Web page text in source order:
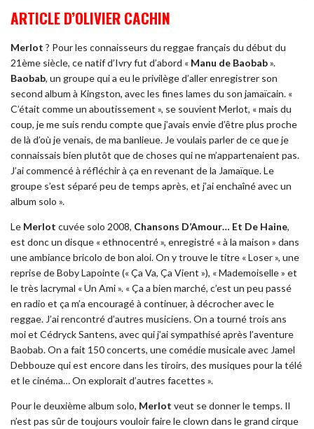
ARTICLE D’OLIVIER CACHIN
Merlot ? Pour les connaisseurs du reggae français du début du
21ème siècle, ce natif d’Ivry fut d’abord « Manu de Baobab».
Baobab, un groupe qui a eu le privilège d’aller enregistrer son
second album à Kingston, avec les fines lames du son jamaïcain. «
C’était comme un aboutissement », se souvient Merlot, « mais du
coup, je me suis rendu compte que j’avais envie d’être plus proche
de là d’où je venais, de ma banlieue. Je voulais parler de ce que je
connaissais bien plutôt que de choses qui ne m’appartenaient pas.
J’ai commencé à réfléchir à ça en revenant de la Jamaïque. Le
groupe s’est séparé peu de temps après, et j’ai enchaîné avec un
album solo ».
Le Merlot cuvée solo 2008, Chansons D’Amour… Et De Haine,
est donc un disque « ethnocentré », enregistré « à la maison » dans
une ambiance bricolo de bon aloi. On y trouve le titre « Loser », une
reprise de Boby Lapointe (« Ça Va, Ça Vient »), « Mademoiselle » et
le très lacrymal « Un Ami ». « Ça a bien marché, c’est un peu passé
en radio et ça m’a encouragé à continuer, à décrocher avec le
reggae. J’ai rencontré d’autres musiciens. On a tourné trois ans
moi et Cédryck Santens, avec qui j’ai sympathisé après l’aventure
Baobab. On a fait 150 concerts, une comédie musicale avec Jamel
Debbouze qui est encore dans les tiroirs, des musiques pour la télé
et le cinéma… On explorait d’autres facettes ».
Pour le deuxième album solo, Merlot veut se donner le temps. Il
n’est pas sûr de toujours vouloir faire le clown dans le grand cirque